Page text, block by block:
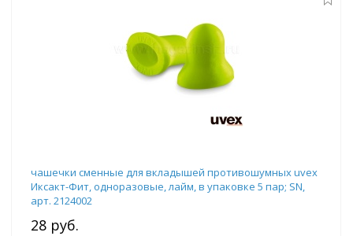
чашечки сменные для вкладышей противошумных uvex
Иксакт-Фит, одноразовые, лайм, в упаковке 5 пар; SN,
арт. 2124002
28 руб.